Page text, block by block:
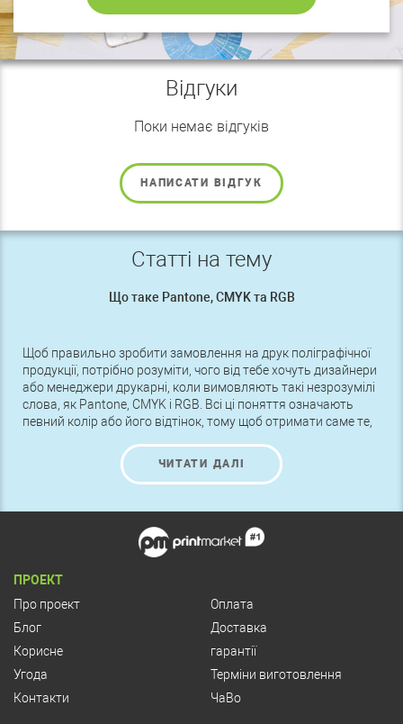
Відгуки
Поки немає відгуків
НАПИСАТИ ВІДГУК
Статті на тему
Що таке Pantone, CMYK та RGB
Щоб правильно зробити замовлення на друк поліграфічної
продукції, потрібно розуміти, чого від тебе хочуть дизайнери
або менеджери друкарні, коли вимовляють такі незрозумілі
слова, як Pantone, CMYK і RGB. Всі ці поняття означають
певний колір або його відтінок, тому щоб отримати саме те,
ЧИТАТИ ДАЛІ
ПРОЕКТ
Про проект
Блог
Корисне
Угода
Контакти
Оплата
Доставка
гарантії
Терміни виготовлення
ЧаВо